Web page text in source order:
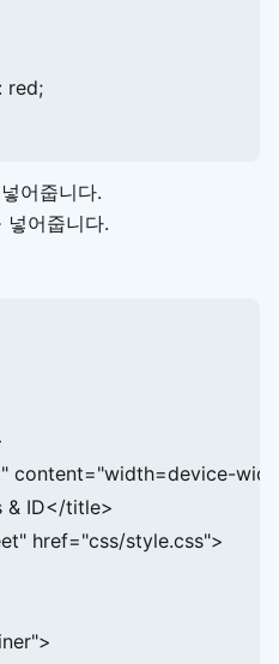
어줍니다.
넣어줍니다.
content="width=device-